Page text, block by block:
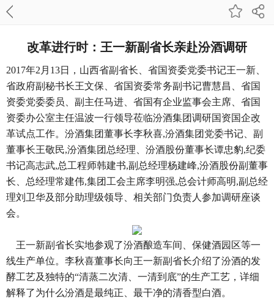
改革进行时：王一新副省长亲赴汾酒调研
2017年2月13日，山西省副省长、省国资委党委书记王一新、
省政府副秘书长王文保、省国资委常务副书记曹慧昌、省国
资委党委委员、副主任马进、省国有企业监事会主席、省国
资委办公室主任温波一行领导莅临汾酒集团调研国资国企改
革试点工作。汾酒集团董事长李秋喜,汾酒集团党委书记、副
董事长王敬民,汾酒集团总经理、汾酒股份董事长谭忠豹,纪委
书记高志武,总工程师韩建书,副总经理杨建峰,汾酒股份副董事
长、总经理常建伟,集团工会主席李明强,总会计师高明,副总经
理刘卫华及部分助理级领导、相关部门负责人参加调研座谈
会。
王一新副省长实地参观了汾酒酿造车间、保健酒园区等一
线生产单位。李秋喜董事长向王一新副省长介绍了汾酒的发
酵工艺及独特的“清蒸二次清、一清到底”的生产工艺，详细
解释了为什么汾酒是最纯正、最干净的清香型白酒。